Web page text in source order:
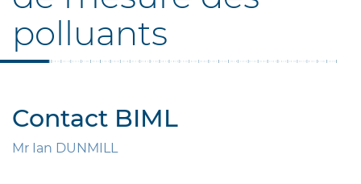
polluants
Contact BIML
Mr Ian DUNMILL